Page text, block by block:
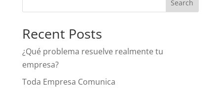
Recent Posts
¿Qué problema resuelve realmente tu
empresa?
Toda Empresa Comunica